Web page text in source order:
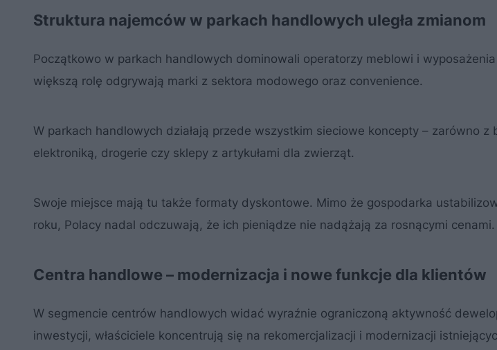
Struktura najemców w parkach handlowych uległa zmianom
Początkowo w parkach handlowych dominowali operatorzy meblowi i
większą rolę odgrywają marki z sektora modowego oraz convenience.
W parkach handlowych działają przede wszystkim sieciowe koncepty – zarówno
elektroniką, drogerie czy sklepy z artykułami dla zwierząt.
Swoje miejsce mają tu także formaty dyskontowe. Mimo że gospodarka
roku, Polacy nadal odczuwają, że ich pieniądze nie nadążają za rosnącymi cenami.
Centra handlowe – modernizacja i nowe funkcje dla klientów
W segmencie centrów handlowych widać wyraźnie ograniczoną aktywność
inwestycji, właściciele koncentrują się na rekomercjalizacji i modernizacji